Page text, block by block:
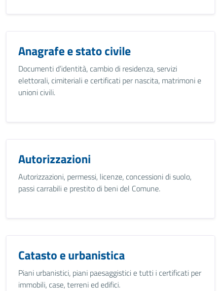
Anagrafe e stato civile
Documenti d’identità, cambio di residenza, servizi
elettorali, cimiteriali e certificati per nascita, matrimoni e
unioni civili.
Autorizzazioni
Autorizzazioni, permessi, licenze, concessioni di suolo,
passi carrabili e prestito di beni del Comune.
Catasto e urbanistica
Piani urbanistici, piani paesaggistici e tutti i certificati per
immobili, case, terreni ed edifici.